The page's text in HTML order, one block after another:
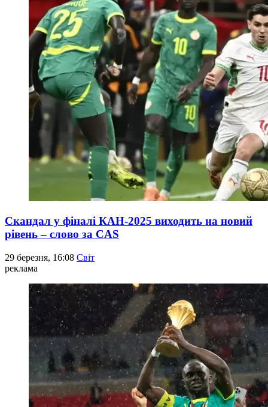
Скандал у фіналі КАН-2025 виходить на новий
рівень – слово за CAS
29 березня, 16:08 Світ
реклама